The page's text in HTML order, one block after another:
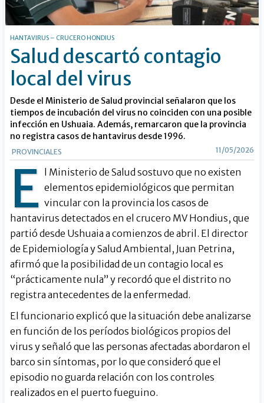
HANTAVIRUS – CRUCERO HONDIUS
Salud descartó contagio
local del virus
Desde el Ministerio de Salud provincial señalaron que los
tiempos de incubación del virus no coinciden con una posible
infección en Ushuaia. Además, remarcaron que la provincia
no registra casos de hantavirus desde 1996.
PROVINCIALES 11/05/2026
E l Ministerio de Salud sostuvo que no existen
elementos epidemiológicos que permitan
vincular con la provincia los casos de
hantavirus detectados en el crucero MV Hondius, que
partió desde Ushuaia a comienzos de abril. El director
de Epidemiología y Salud Ambiental, Juan Petrina,
afirmó que la posibilidad de un contagio local es
“prácticamente nula” y recordó que el distrito no
registra antecedentes de la enfermedad.
El funcionario explicó que la situación debe analizarse
en función de los períodos biológicos propios del
virus y señaló que las personas afectadas abordaron el
barco sin síntomas, por lo que consideró que el
episodio no guarda relación con los controles
realizados en el puerto fueguino.